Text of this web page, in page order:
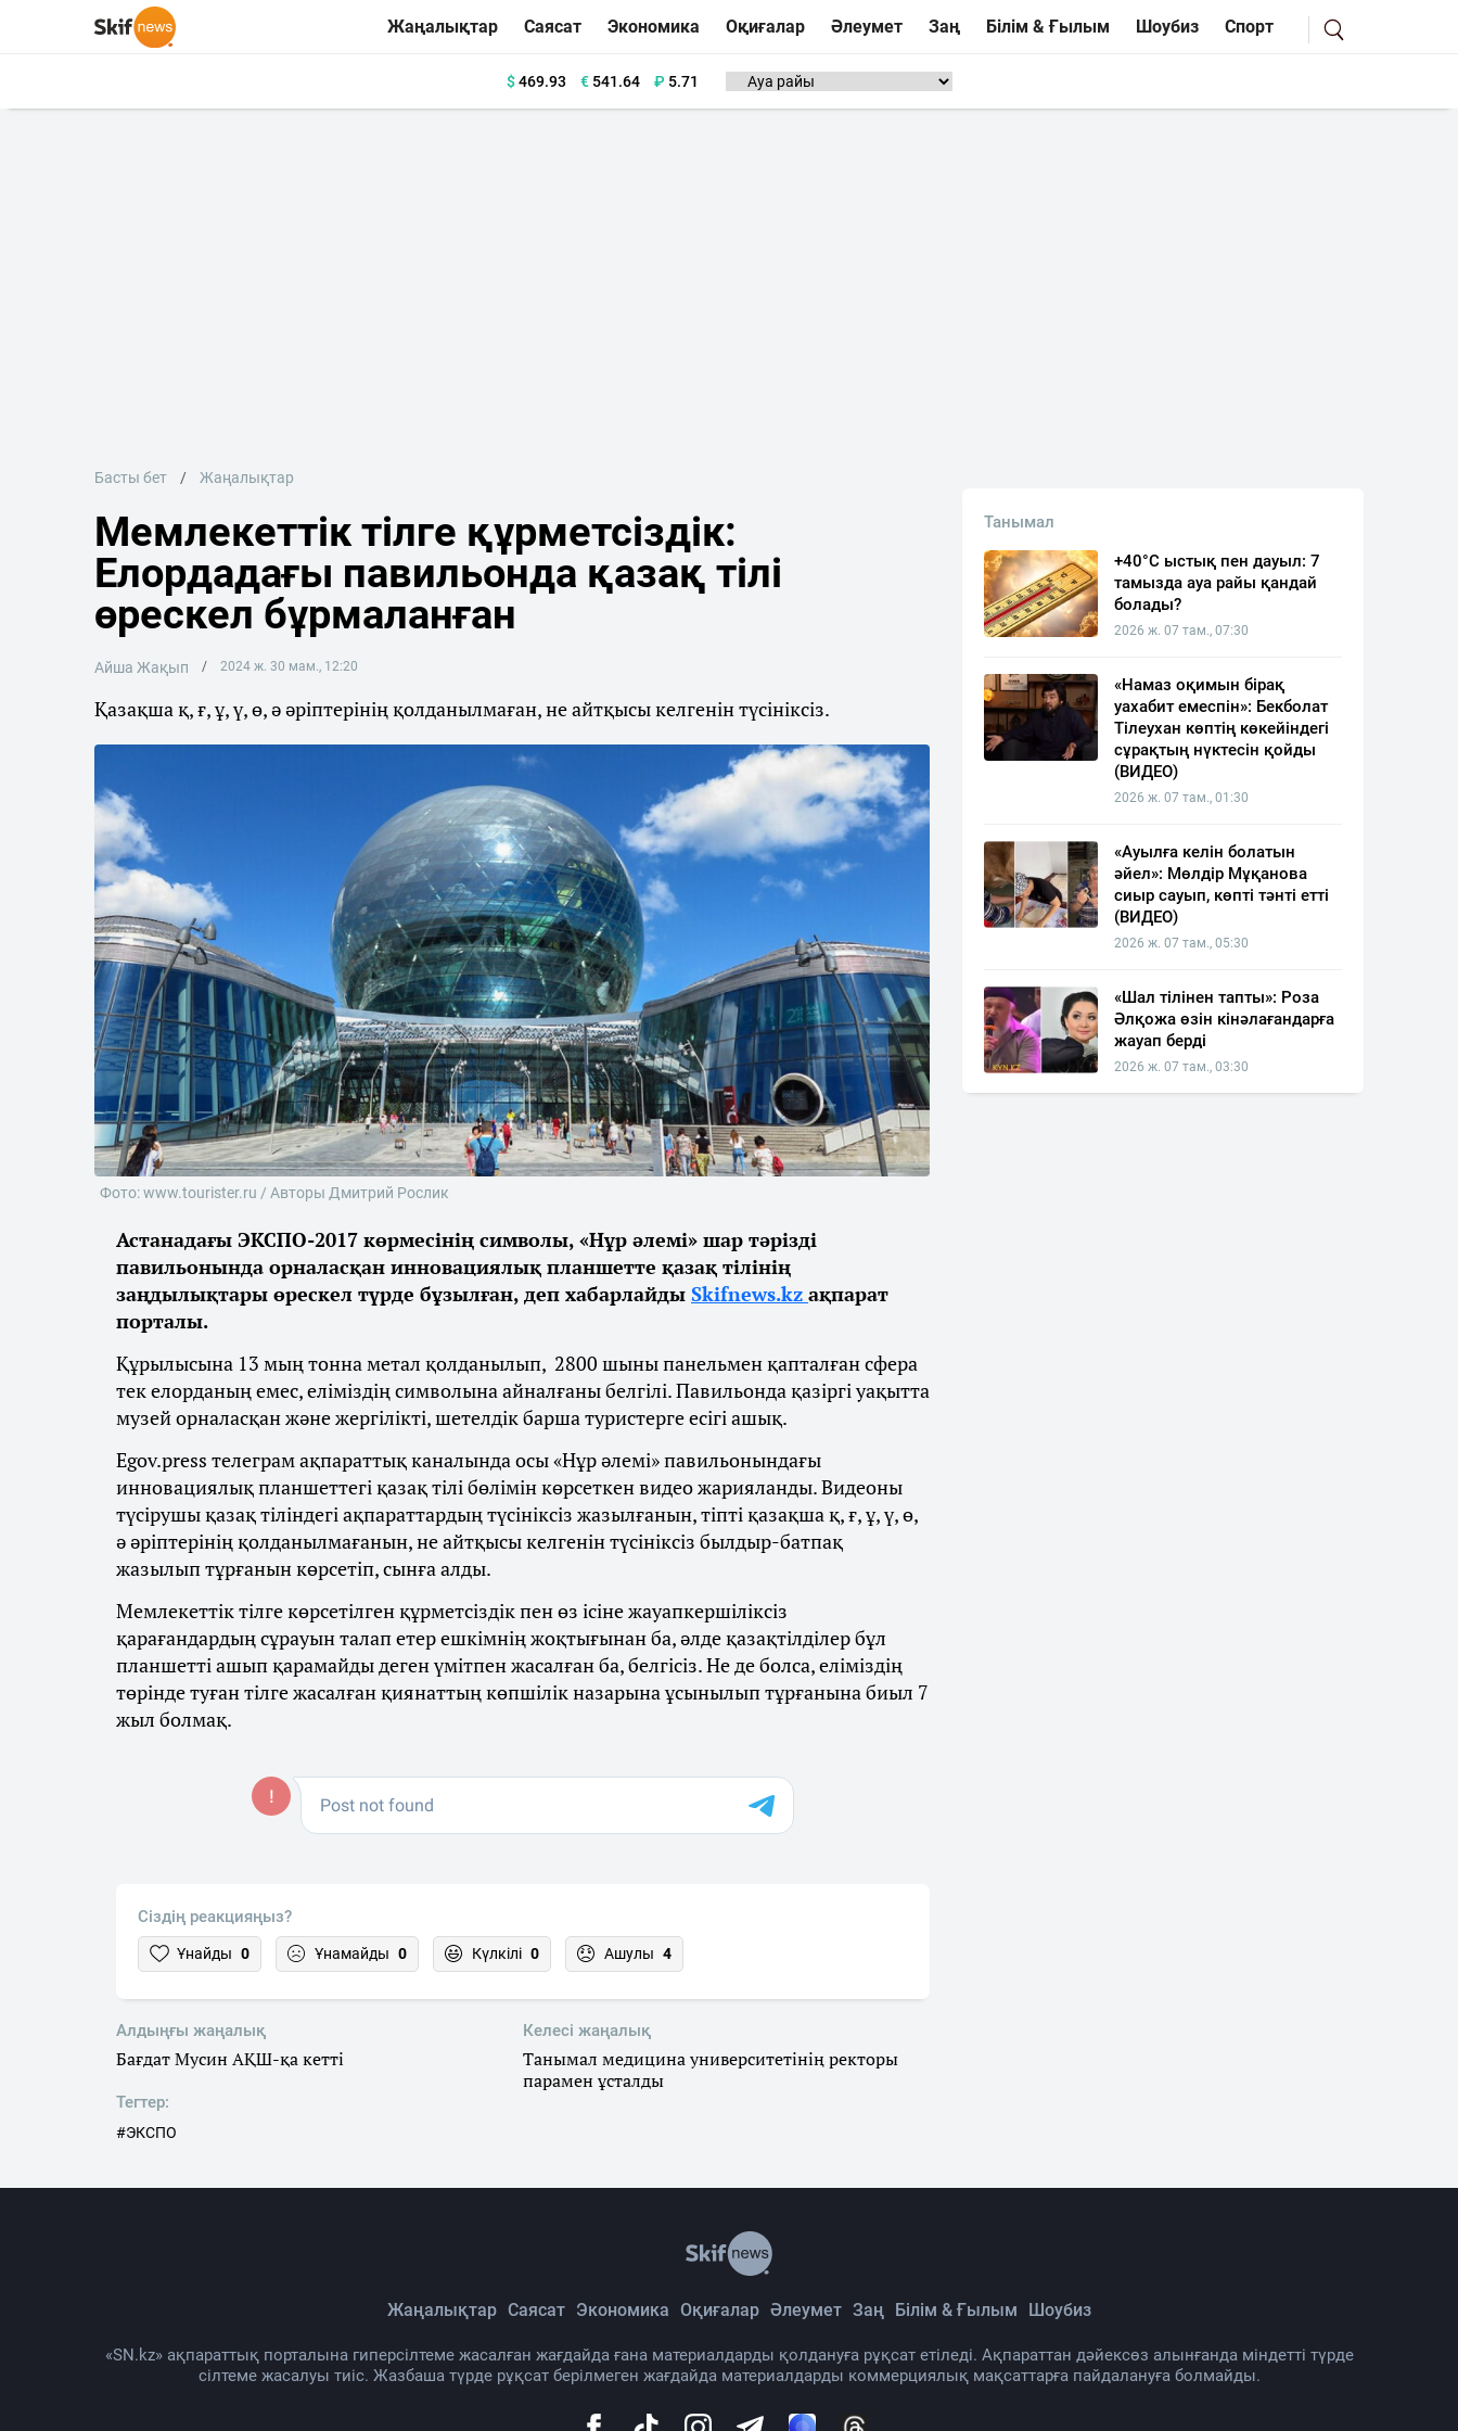
Жаңалықтар Саясат Экономика Оқиғалар Әлеумет Заң Білім & Ғылым Шоубиз Спорт
$469.93 €541.64 ₽ 5.71
Басты бет Жаңалықтар
Мемлекеттік тілге құрметсіздік:
Елордадағы павильонда қазақ тілі
өрескел бұрмаланған
Айша Жақып 2024 ж. 30 мам., 12:20
Қазақша қ, ғ, ұ, ү, ө, ә әріптерінің қолданылмаған, не айтқысы келгенін түсініксіз.
Фото: www.tourister.ru / Авторы Дмитрий Рослик
Астанадағы ЭКСПО-2017 көрмесінің символы, «Нұр әлемі» шар тәрізді
павильонында орналасқан инновациялық планшетте қазақ тілінің
заңдылықтары өрескел түрде бұзылған, деп хабарлайды Skifnews.kz ақпарат
порталы.
Құрылысына 13 мың тонна метал қолданылып, 2800 шыны панельмен қапталған сфера
тек елорданың емес, еліміздің символына айналғаны белгілі. Павильонда қазіргі уақытта
музей орналасқан және жергілікті, шетелдік барша туристерге есігі ашық.
Egov.press телеграм ақпараттық каналында осы «Нұр әлемі» павильонындағы
инновациялық планшеттегі қазақ тілі бөлімін көрсеткен видео жарияланды. Видеоны
түсірушы қазақ тіліндегі ақпараттардың түсініксіз жазылғанын, тіпті қазақша қ, ғ, ұ, ү, ө,
ә әріптерінің қолданылмағанын, не айтқысы келгенін түсініксіз былдыр-батпақ
жазылып тұрғанын көрсетіп, сынға алды.
Мемлекеттік тілге көрсетілген құрметсіздік пен өз ісіне жауапкершіліксіз
қарағандардың сұрауын талап етер ешкімнің жоқтығынан ба, әлде қазақтілділер бұл
планшетті ашып қарамайды деген үмітпен жасалған ба, белгісіз. Не де болса, еліміздің
төрінде туған тілге жасалған қиянаттың көпшілік назарына ұсынылып тұрғанына биыл 7
жыл болмақ.
Сіздің реакцияңыз?
Ұнайды 0 Ұнамайды 0 Күлкілі 0 Ашулы 4
Алдыңғы жаңалық
Бағдат Мусин АҚШ-қа кетті
Келесі жаңалық
Танымал медицина университетінің ректоры
парамен ұсталды
Тегтер:
#ЭКСПО
Танымал
+40°C ыстық пен дауыл: 7
тамызда ауа райы қандай
болады?
2026 ж. 07 там., 07:30
«Намаз оқимын бірақ
уахабит емеспін»: Бекболат
Тілеухан көптің көкейіндегі
сұрақтың нүктесін қойды
(ВИДЕО)
2026 ж. 07 там., 01:30
«Ауылға келін болатын
әйел»: Мөлдір Мұқанова
сиыр сауып, көпті тәнті етті
(ВИДЕО)
2026 ж. 07 там., 05:30
«Шал тілінен тапты»: Роза
Әлқожа өзін кінәлағандарға
жауап берді
2026 ж. 07 там., 03:30
Жаңалықтар Саясат Экономика Оқиғалар Әлеумет Заң Білім & Ғылым Шоубиз
«SN.kz» ақпараттық порталына гиперсілтеме жасалған жағдайда ғана материалдарды қолдануға рұқсат етіледі. Ақпараттан дәйексөз алынғанда міндетті түрде
сілтеме жасалуы тиіс. Жазбаша түрде рұқсат берілмеген жағдайда материалдарды коммерциялық мақсаттарға пайдалануға болмайды.